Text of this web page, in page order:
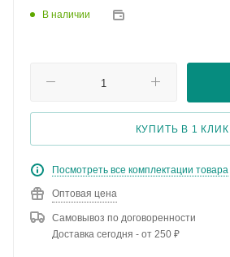
В наличии
КУПИТЬ В 1 КЛИК
Посмотреть все комплектации товара
Оптовая цена
Самовывоз по договоренности
Доставка сегодня - от 250 ₽